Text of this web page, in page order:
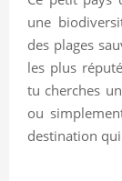
une
des plages
les plus
tu cherches
ou
destination